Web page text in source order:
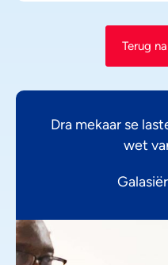
Terug
Dra mekaar se
wet